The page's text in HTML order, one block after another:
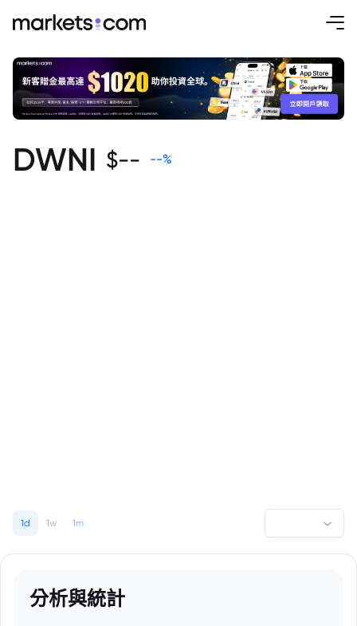
DWNI $-- --%
1d 1w 1m
分析與統計